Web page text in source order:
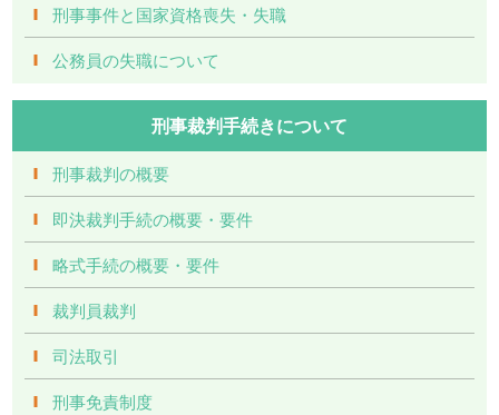
刑事事件と国家資格喪失・失職
公務員の失職について
刑事裁判手続きについて
刑事裁判の概要
即決裁判手続の概要・要件
略式手続の概要・要件
裁判員裁判
司法取引
刑事免責制度